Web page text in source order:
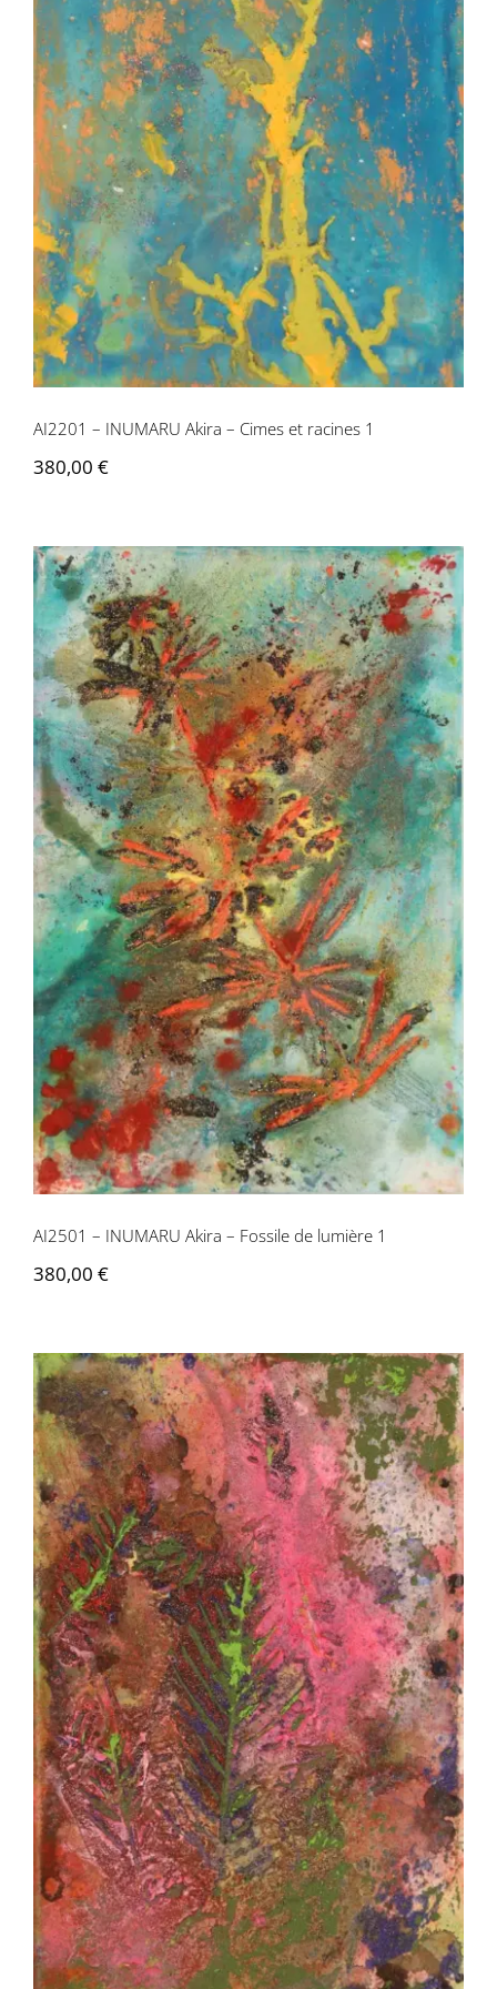
Contactez-nous
racines 1
AI2201 – INUMARU Akira – Cimes et racines 1
380,00 €
AI2501 – INUMARU Akira – Fossile de
lumière 1
AI2501 – INUMARU Akira – Fossile de lumière 1
380,00 €
AI2502 – INUMARU Akira – Fossile de
lumière 2